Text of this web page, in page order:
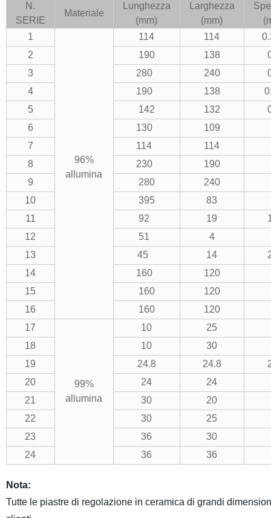
N.
SERIE
Materiale
Lunghezza
(mm)
Larghezza
(mm)
1
96%
allumina
114 114
2
190 138
3
280 240
4
190 138
5
142 132
6
130
109
7
114
114
8
230
190
9
280
240
10
395
83
11
92 19
12
51
4
13
45 14
14
160
120
15
160
120
16
160
120
17
99%
allumina
10
25
18
10
30
19
24.8 24.8
20
24
24
21
30
20
22
30
25
23
36
30
24
36 36
Nota:
Tutte le piastre di regolazione in ceramica di grandi